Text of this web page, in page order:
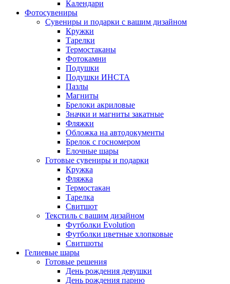
Календари
Фотосувениры
Сувениры и подарки с вашим дизайном
Кружки
Тарелки
Термостаканы
Фотокамни
Подушки
Подушки ИНСТА
Пазлы
Магниты
Брелоки акриловые
Значки и магниты закатные
Фляжки
Обложка на автодокументы
Брелок с госномером
Елочные шары
Готовые сувениры и подарки
Кружка
Фляжка
Термостакан
Тарелка
Свитшот
Текстиль с вашим дизайном
Футболки Evolution
Футболки цветные хлопковые
Свитшоты
Гелиевые шары
Готовые решения
День рождения девушки
День рождения парню